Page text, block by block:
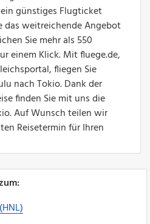
günstiges Flugticket
das weitreichende Angebot
Sie mehr als 550
einem Klick. Mit fluege.de,
fliegen Sie
nach Tokio. Dank der
finden Sie mit uns die
Auf Wunsch teilen wir
Reisetermin für Ihren